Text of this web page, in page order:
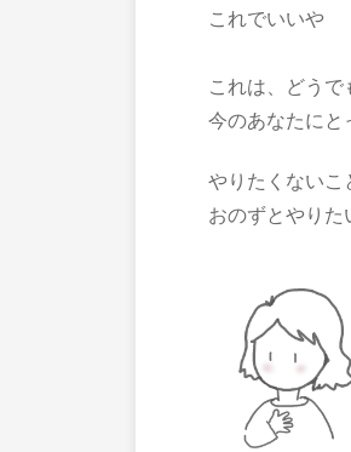
これでいいや
これは、どうで
今のあなたにと
やりたくないこ
おのずとやりた